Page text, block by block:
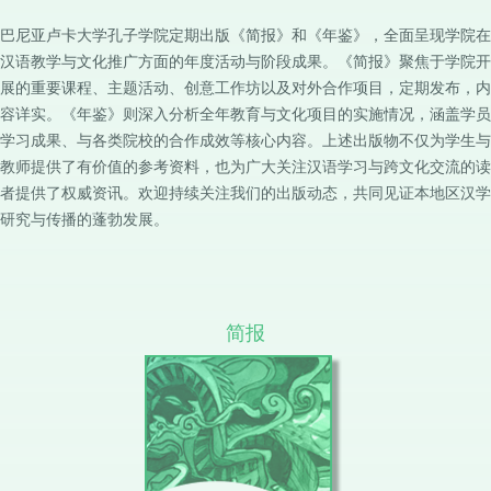
巴尼亚卢卡大学孔子学院定期出版《简报》和《年鉴》，全面呈现学院在
汉语教学与文化推广方面的年度活动与阶段成果。《简报》聚焦于学院开
展的重要课程、主题活动、创意工作坊以及对外合作项目，定期发布，内
容详实。《年鉴》则深入分析全年教育与文化项目的实施情况，涵盖学员
学习成果、与各类院校的合作成效等核心内容。上述出版物不仅为学生与
教师提供了有价值的参考资料，也为广大关注汉语学习与跨文化交流的读
者提供了权威资讯。欢迎持续关注我们的出版动态，共同见证本地区汉学
研究与传播的蓬勃发展。
简报